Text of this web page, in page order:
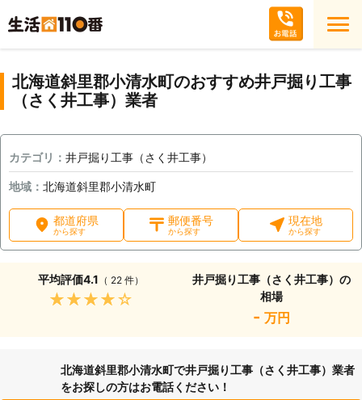
北海道斜里郡小清水町のおすすめ井戸掘り工事
（さく井工事）業者
カテゴリ： 井戸掘り工事（さく井工事）
地域： 北海道斜里郡小清水町
都道府県
から探す
郵便番号
から探す
現在地
から探す
平均評価4.1 （ 22 件）
★★★★★
井戸掘り工事（さく井工事）の
相場
- 万円
北海道斜里郡小清水町で井戸掘り工事（さく井工事）業者
をお探しの方はお電話ください！